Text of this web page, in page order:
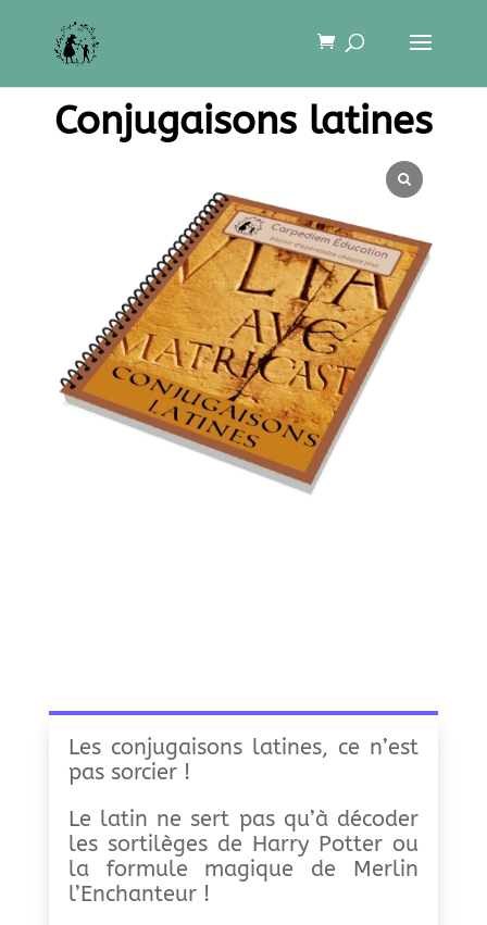
Conjugaisons latines
Les conjugaisons latines, ce n’est
pas sorcier !
Le latin ne sert pas qu’à décoder
les sortilèges de Harry Potter ou
la formule magique de Merlin
l’Enchanteur !